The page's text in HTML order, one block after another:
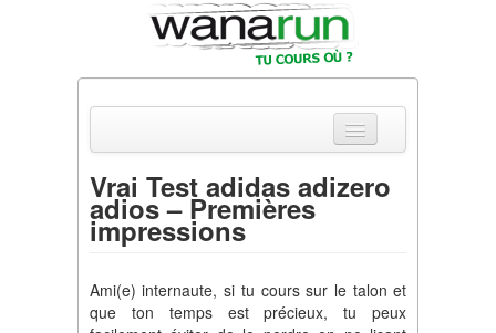
Actualités
Parcours & Courses
Vrai Test adidas adizero
adios – Premières
impressions
Ami(e) internaute, si tu cours sur le talon et
que ton temps est précieux, tu peux